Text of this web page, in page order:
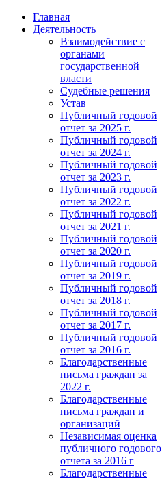
Главная
Деятельность
Взаимодействие с
органами
государственной
власти
Судебные решения
Устав
Публичный годовой
отчет за 2025 г.
Публичный годовой
отчет за 2024 г.
Публичный годовой
отчет за 2023 г.
Публичный годовой
отчет за 2022 г.
Публичный годовой
отчет за 2021 г.
Публичный годовой
отчет за 2020 г.
Публичный годовой
отчет за 2019 г.
Публичный годовой
отчет за 2018 г.
Публичный годовой
отчет за 2017 г.
Публичный годовой
отчет за 2016 г.
Благодарственные
письма граждан за
2022 г.
Благодарственные
письма граждан и
организаций
Независимая оценка
публичного годового
отчета за 2016 г
Благодарственные